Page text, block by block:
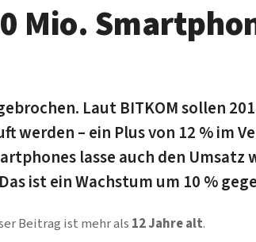
Mio.
Laut BITKOM sollen
werden – ein Plus von 12 % im
lasse auch den Umsatz
ist ein Wachstum um 10 %
Beitrag ist mehr als 12 Jahre alt.